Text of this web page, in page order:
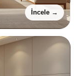
İncele →